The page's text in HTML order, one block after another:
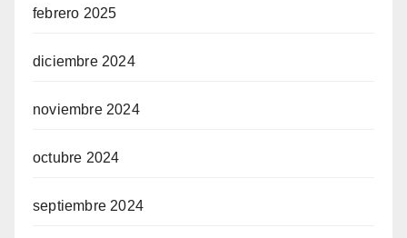
febrero 2025
diciembre 2024
noviembre 2024
octubre 2024
septiembre 2024